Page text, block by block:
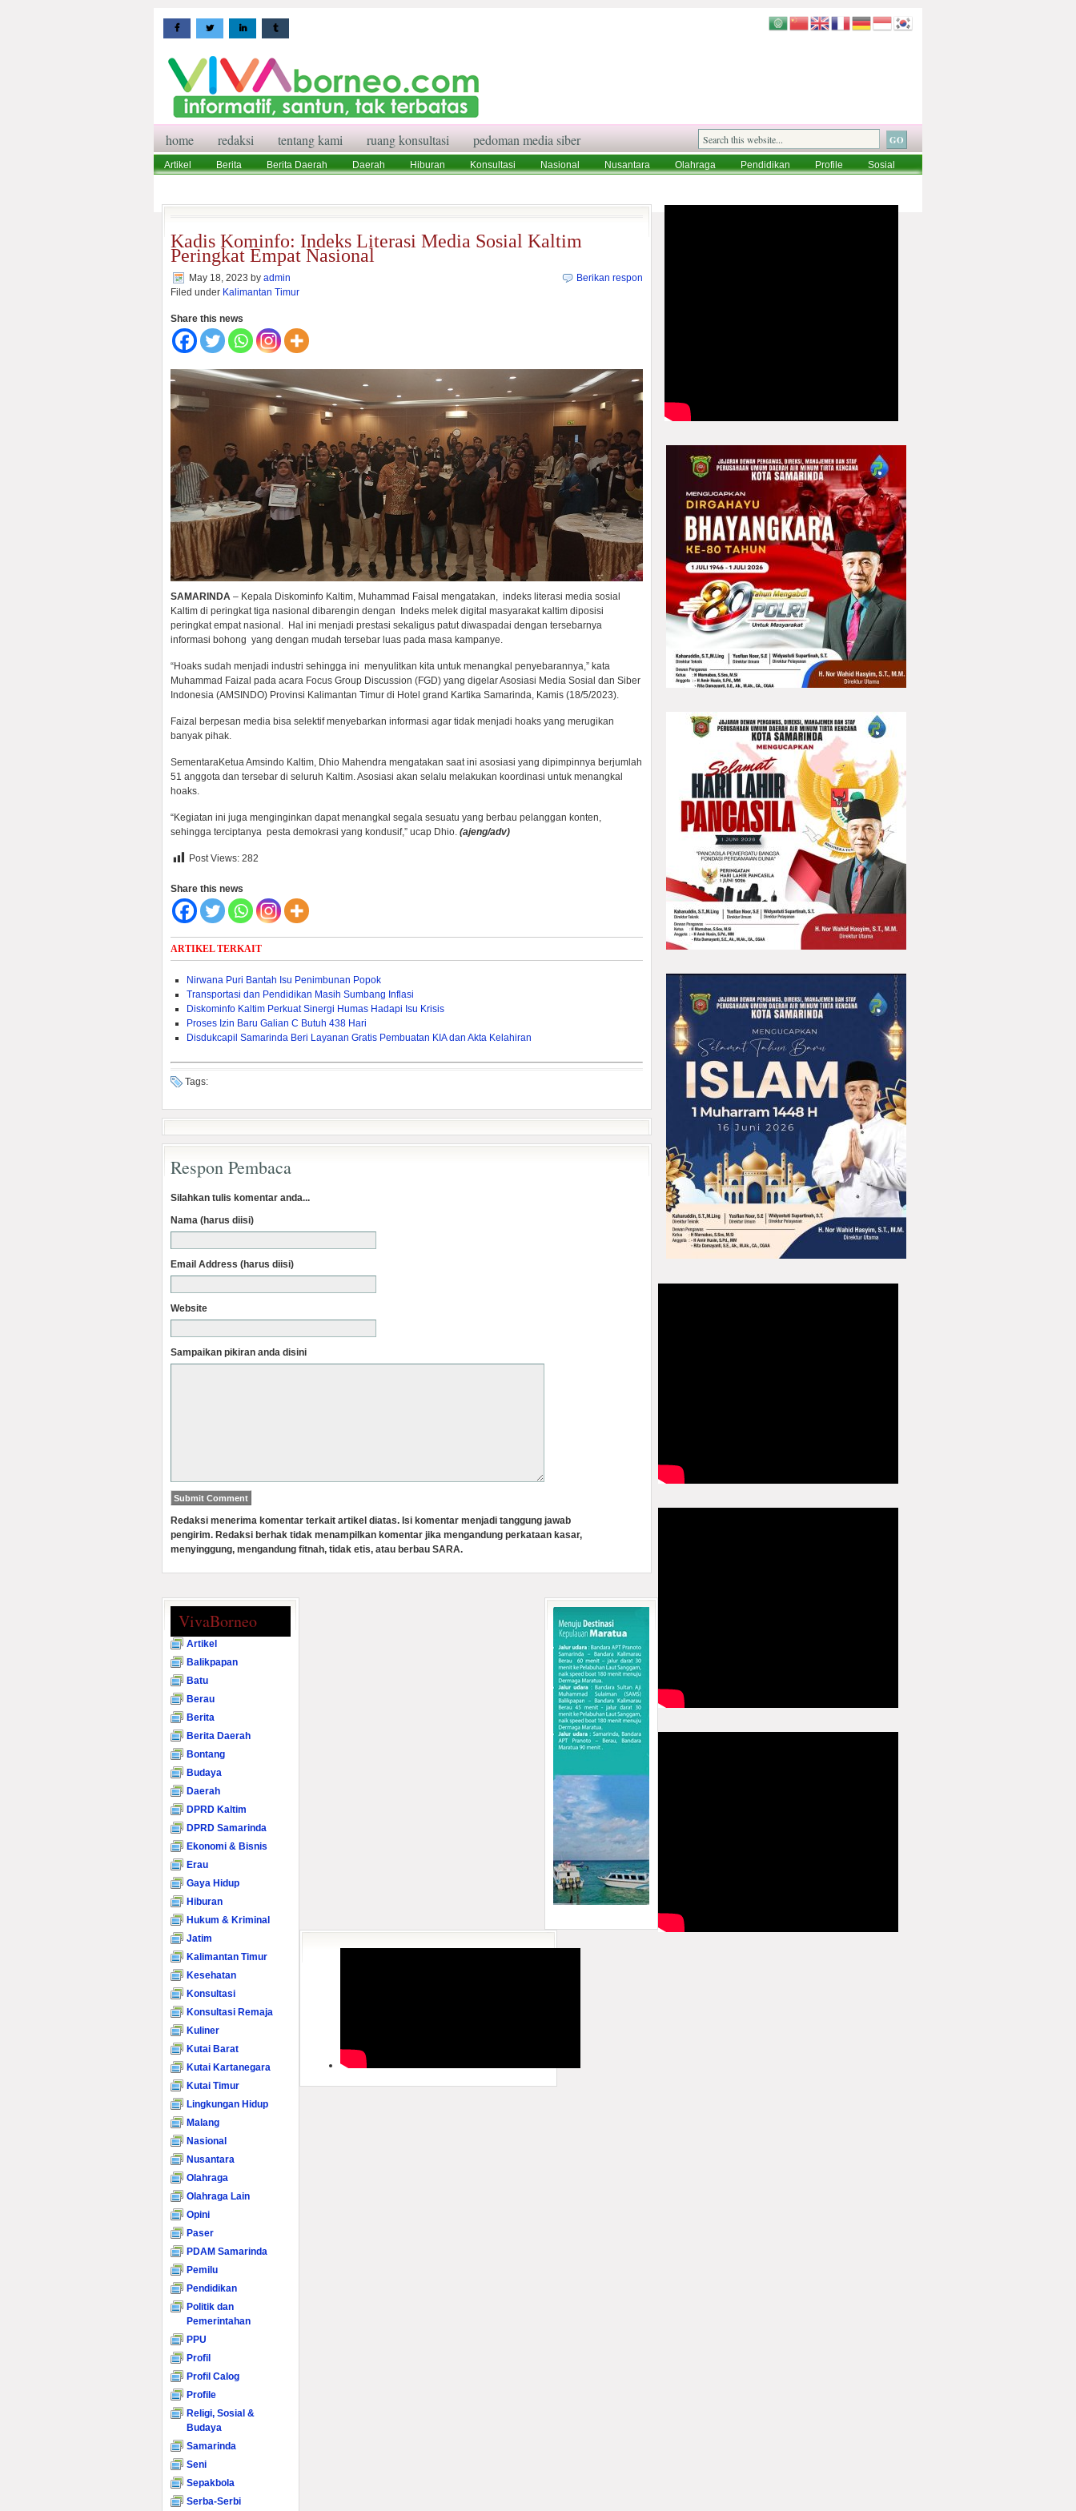
home redaksi tentang kami ruang konsultasi pedoman media siber
Artikel Berita Berita Daerah Daerah Hiburan Konsultasi Nasional Nusantara Olahraga Pendidikan Profile
Sosial
Kadis Kominfo: Indeks Literasi Media Sosial Kaltim
Peringkat Empat Nasional
May 18, 2023 by admin
Filed under Kalimantan Timur
Berikan respon
Share this news
SAMARINDA – Kepala Diskominfo Kaltim, Muhammad Faisal mengatakan, indeks literasi media sosial
Kaltim di peringkat tiga nasional dibarengin dengan Indeks melek digital masyarakat kaltim diposisi
peringkat empat nasional. Hal ini menjadi prestasi sekaligus patut diwaspadai dengan tersebarnya
informasi bohong yang dengan mudah tersebar luas pada masa kampanye.
“Hoaks sudah menjadi industri sehingga ini menyulitkan kita untuk menangkal penyebarannya,” kata
Muhammad Faizal pada acara Focus Group Discussion (FGD) yang digelar Asosiasi Media Sosial dan Siber
Indonesia (AMSINDO) Provinsi Kalimantan Timur di Hotel grand Kartika Samarinda, Kamis (18/5/2023).
Faizal berpesan media bisa selektif menyebarkan informasi agar tidak menjadi hoaks yang merugikan
banyak pihak.
SementaraKetua Amsindo Kaltim, Dhio Mahendra mengatakan saat ini asosiasi yang dipimpinnya berjumlah
51 anggota dan tersebar di seluruh Kaltim. Asosiasi akan selalu melakukan koordinasi untuk menangkal
hoaks.
“Kegiatan ini juga menginginkan dapat menangkal segala sesuatu yang berbau pelanggan konten,
sehingga terciptanya pesta demokrasi yang kondusif,” ucap Dhio. (ajeng/adv)
Post Views: 282
Share this news
ARTIKEL TERKAIT
Nirwana Puri Bantah Isu Penimbunan Popok
Transportasi dan Pendidikan Masih Sumbang Inflasi
Diskominfo Kaltim Perkuat Sinergi Humas Hadapi Isu Krisis
Proses Izin Baru Galian C Butuh 438 Hari
Disdukcapil Samarinda Beri Layanan Gratis Pembuatan KIA dan Akta Kelahiran
Tags:
Respon Pembaca
Silahkan tulis komentar anda...
Nama (harus diisi)
Email Address (harus diisi)
Website
Sampaikan pikiran anda disini
Redaksi menerima komentar terkait artikel diatas. Isi komentar menjadi tanggung jawab
pengirim. Redaksi berhak tidak menampilkan komentar jika mengandung perkataan kasar,
menyinggung, mengandung fitnah, tidak etis, atau berbau SARA.
VivaBorneo
Artikel
Balikpapan
Batu
Berau
Berita
Berita Daerah
Bontang
Budaya
Daerah
DPRD Kaltim
DPRD Samarinda
Ekonomi & Bisnis
Erau
Gaya Hidup
Hiburan
Hukum & Kriminal
Jatim
Kalimantan Timur
Kesehatan
Konsultasi
Konsultasi Remaja
Kuliner
Kutai Barat
Kutai Kartanegara
Kutai Timur
Lingkungan Hidup
Malang
Nasional
Nusantara
Olahraga
Olahraga Lain
Opini
Paser
PDAM Samarinda
Pemilu
Pendidikan
Politik dan
Pemerintahan
PPU
Profil
Profil Calog
Profile
Religi, Sosial &
Budaya
Samarinda
Seni
Sepakbola
Serba-Serbi